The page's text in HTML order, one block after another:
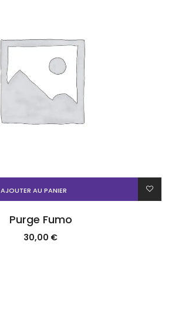
AJOUTER AU PANIER
Purge Fumo
30,00 €